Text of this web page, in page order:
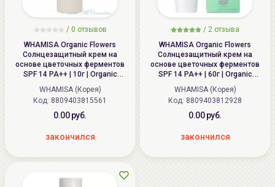
/ 0 отзывов
WHAMISA Organic Flowers
Солнцезащитный крем на
основе цветочных ферментов
SPF 14 PA++ | 10г | Organic
Flowers Sun Cream SPF 14 PA++
(AW0334)
WHAMISA (Корея)
Код: 8809403815561
0.00 руб.
закончился
/ 2 отзыва
WHAMISA Organic Flowers
Солнцезащитный крем на
основе цветочных ферментов
SPF 14 PA++ | 60г | Organic
Flowers Sun Cream SPF 14 PA++
WHAMISA (Корея)
Код: 8809403812928
0.00 руб.
закончился